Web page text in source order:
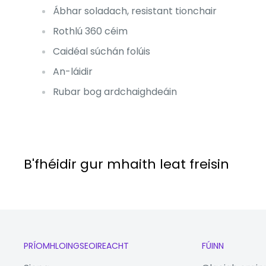
Ábhar soladach, resistant tionchair
Rothlú 360 céim
Caidéal súchán folúis
An-láidir
Rubar bog ardchaighdeáin
B'fhéidir gur mhaith leat freisin
PRÍOMHLOINGSEOIREACHT FÚINN